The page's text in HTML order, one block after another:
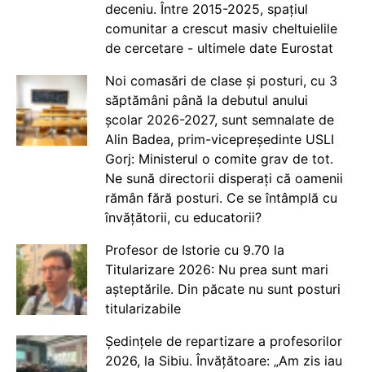
deceniu. Între 2015-2025, spațiul
comunitar a crescut masiv cheltuielile
de cercetare - ultimele date Eurostat
Noi comasări de clase și posturi, cu 3
săptămâni până la debutul anului
școlar 2026-2027, sunt semnalate de
Alin Badea, prim-vicepreședinte USLI
Gorj: Ministerul o comite grav de tot.
Ne sună directorii disperați că oamenii
rămân fără posturi. Ce se întâmplă cu
învățătorii, cu educatorii?
Profesor de Istorie cu 9.70 la
Titularizare 2026: Nu prea sunt mari
așteptările. Din păcate nu sunt posturi
titularizabile
Ședințele de repartizare a profesorilor
2026, la Sibiu. Învățătoare: „Am zis iau